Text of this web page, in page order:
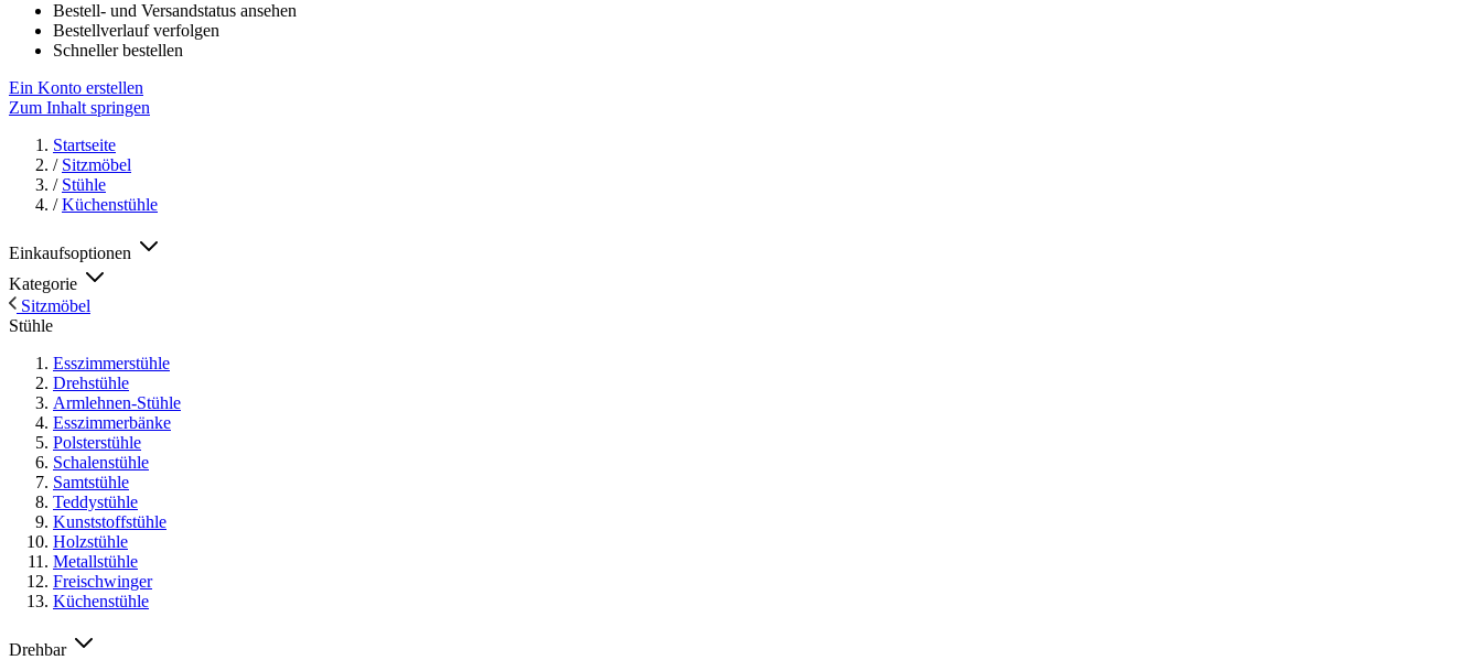
Bestell- und Versandstatus ansehen
Bestellverlauf verfolgen
Schneller bestellen
Ein Konto erstellen
Zum Inhalt springen
Startseite
/ Sitzmöbel
/ Stühle
/ Küchenstühle
Einkaufsoptionen
Kategorie
Sitzmöbel
Stühle
Esszimmerstühle
Drehstühle
Armlehnen-Stühle
Esszimmerbänke
Polsterstühle
Schalenstühle
Samtstühle
Teddystühle
Kunststoffstühle
Holzstühle
Metallstühle
Freischwinger
Küchenstühle
Drehbar